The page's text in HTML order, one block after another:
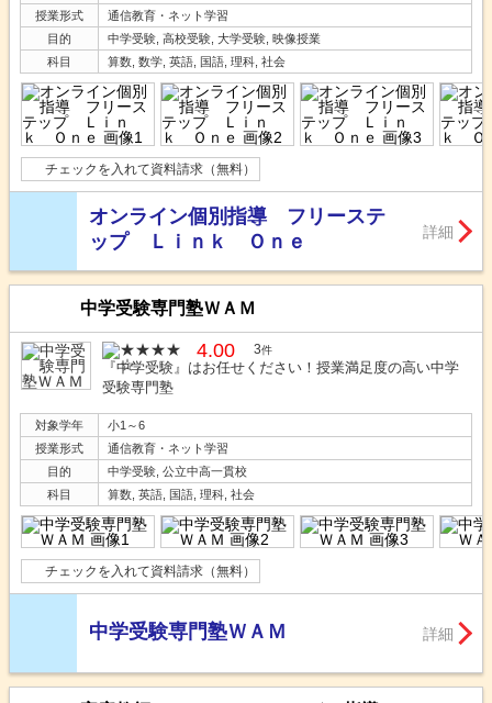
授業形式
通信教育・ネット学習
目的
中学受験, 高校受験, 大学受験, 映像授業
科目
算数, 数学, 英語, 国語, 理科, 社会
チェックを入れて資料請求（無料）
オンライン個別指導 フリーステ
ップ Ｌｉｎｋ Ｏｎｅ
詳細
中学受験専門塾ＷＡＭ
4.00 3件
『中学受験』はお任せください！授業満足度の高い中学
受験専門塾
対象学年
小1～6
授業形式
通信教育・ネット学習
目的
中学受験, 公立中高一貫校
科目
算数, 英語, 国語, 理科, 社会
チェックを入れて資料請求（無料）
中学受験専門塾ＷＡＭ 詳細